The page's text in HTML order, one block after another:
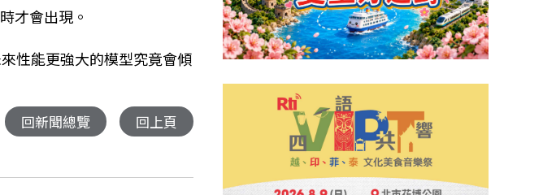
才會出現。
性能更強大的模型究竟會傾
回新聞總覽 回上頁